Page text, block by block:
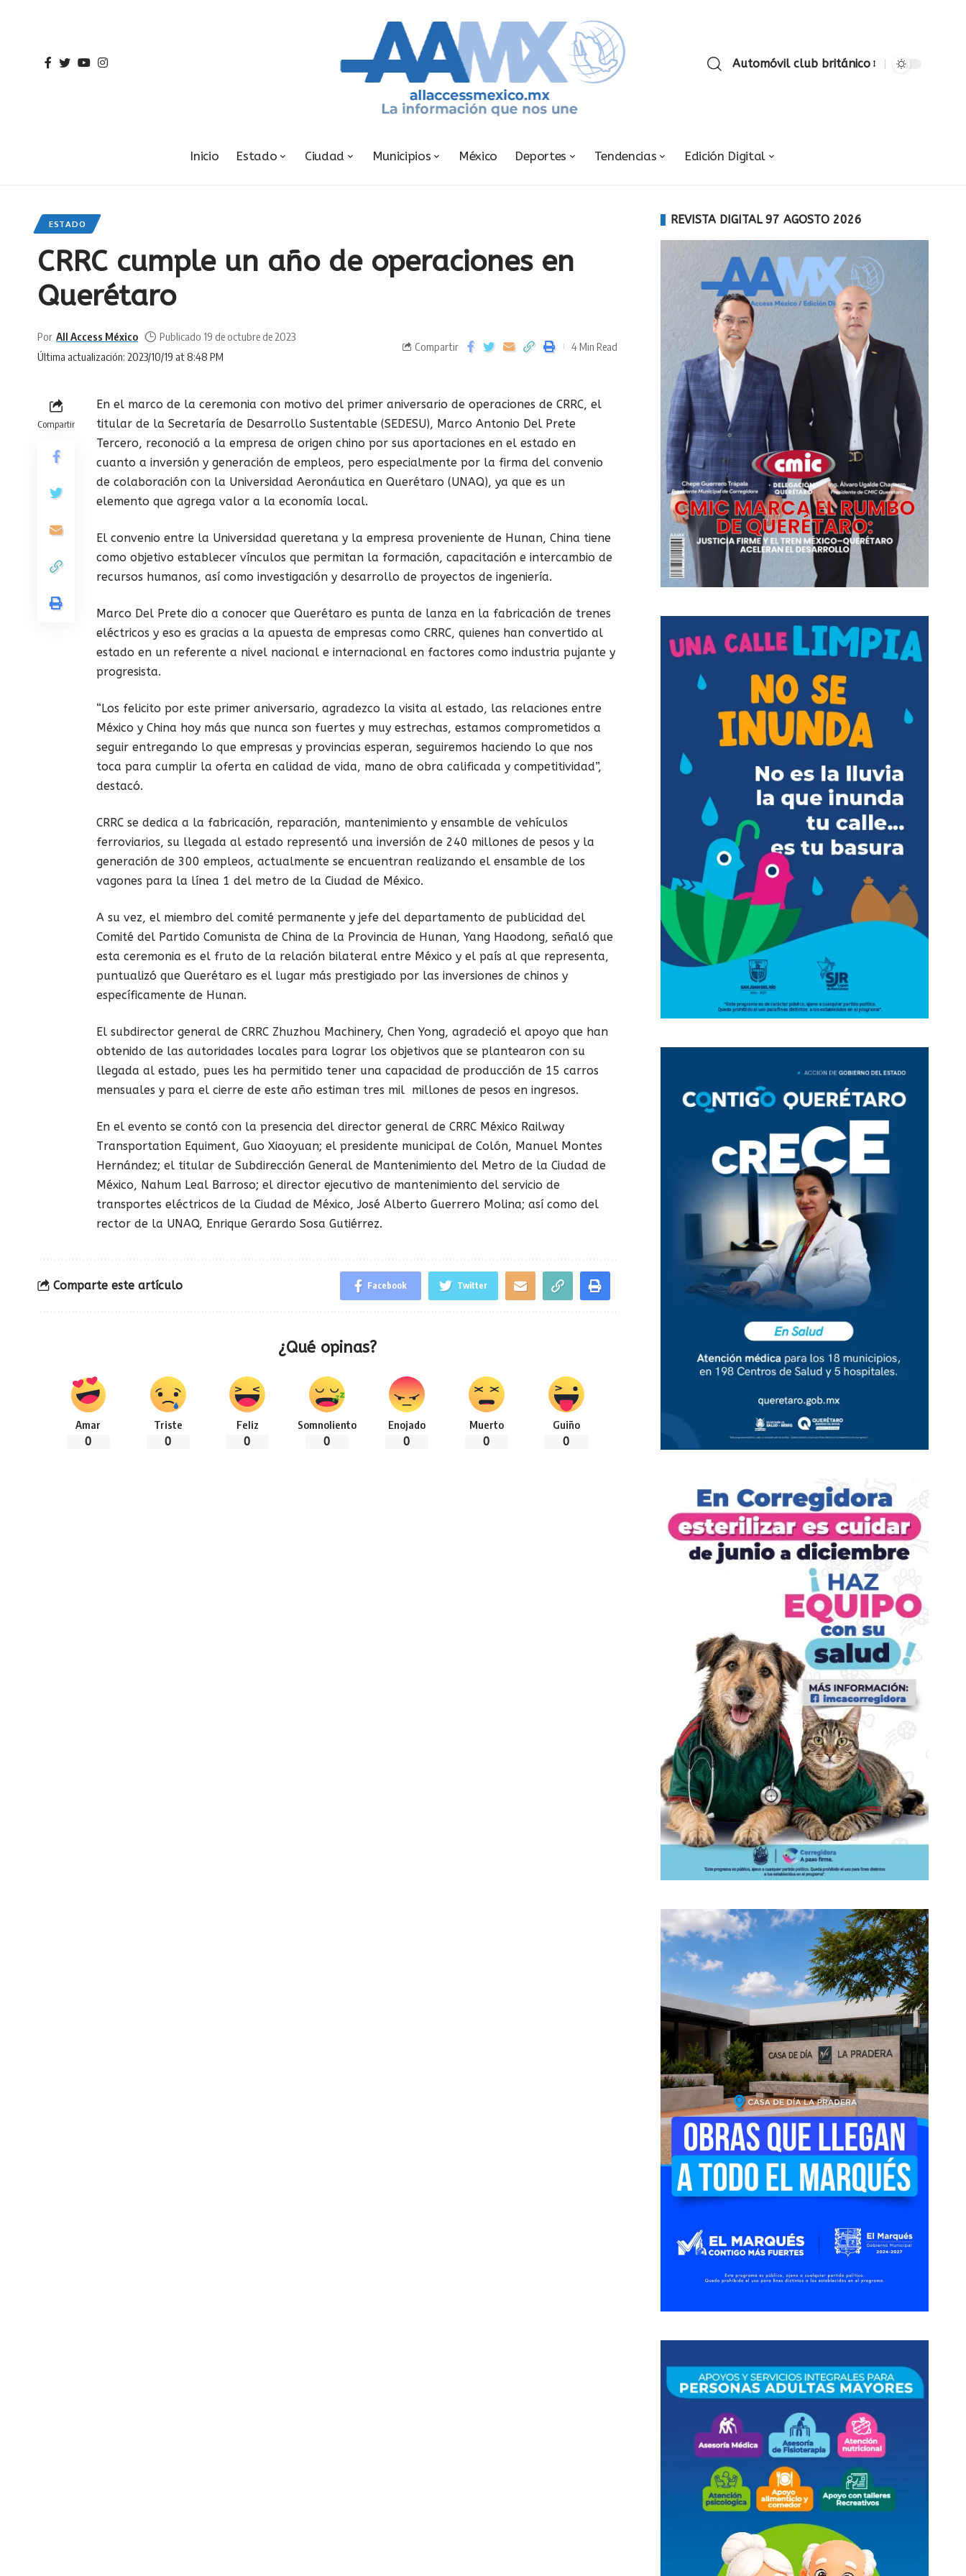
Automóvil club británico
Inicio Estado Ciudad Municipios México Deportes Tendencias Edición Digital
ESTADO
CRRC cumple un año de operaciones en
Querétaro
Última actualización: 2023/10/19 at 8:48 PM
Por All Access México Publicado 19 de octubre de 2023
Compartir 4 Min Read
Compartir
En el marco de la ceremonia con motivo del primer aniversario de operaciones de CRRC, el
titular de la Secretaría de Desarrollo Sustentable (SEDESU), Marco Antonio Del Prete
Tercero, reconoció a la empresa de origen chino por sus aportaciones en el estado en
cuanto a inversión y generación de empleos, pero especialmente por la firma del convenio
de colaboración con la Universidad Aeronáutica en Querétaro (UNAQ), ya que es un
elemento que agrega valor a la economía local.
El convenio entre la Universidad queretana y la empresa proveniente de Hunan, China tiene
como objetivo establecer vínculos que permitan la formación, capacitación e intercambio de
recursos humanos, así como investigación y desarrollo de proyectos de ingeniería.
Marco Del Prete dio a conocer que Querétaro es punta de lanza en la fabricación de trenes
eléctricos y eso es gracias a la apuesta de empresas como CRRC, quienes han convertido al
estado en un referente a nivel nacional e internacional en factores como industria pujante y
progresista.
“Los felicito por este primer aniversario, agradezco la visita al estado, las relaciones entre
México y China hoy más que nunca son fuertes y muy estrechas, estamos comprometidos a
seguir entregando lo que empresas y provincias esperan, seguiremos haciendo lo que nos
toca para cumplir la oferta en calidad de vida, mano de obra calificada y competitividad”,
destacó.
CRRC se dedica a la fabricación, reparación, mantenimiento y ensamble de vehículos
ferroviarios, su llegada al estado representó una inversión de 240 millones de pesos y la
generación de 300 empleos, actualmente se encuentran realizando el ensamble de los
vagones para la línea 1 del metro de la Ciudad de México.
A su vez, el miembro del comité permanente y jefe del departamento de publicidad del
Comité del Partido Comunista de China de la Provincia de Hunan, Yang Haodong, señaló que
esta ceremonia es el fruto de la relación bilateral entre México y el país al que representa,
puntualizó que Querétaro es el lugar más prestigiado por las inversiones de chinos y
específicamente de Hunan.
El subdirector general de CRRC Zhuzhou Machinery, Chen Yong, agradeció el apoyo que han
obtenido de las autoridades locales para lograr los objetivos que se plantearon con su
llegada al estado, pues les ha permitido tener una capacidad de producción de 15 carros
mensuales y para el cierre de este año estiman tres mil millones de pesos en ingresos.
En el evento se contó con la presencia del director general de CRRC México Railway
Transportation Equiment, Guo Xiaoyuan; el presidente municipal de Colón, Manuel Montes
Hernández; el titular de Subdirección General de Mantenimiento del Metro de la Ciudad de
México, Nahum Leal Barroso; el director ejecutivo de mantenimiento del servicio de
transportes eléctricos de la Ciudad de México, José Alberto Guerrero Molina; así como del
rector de la UNAQ, Enrique Gerardo Sosa Gutiérrez.
Comparte este artículo Facebook Twitter
¿Qué opinas?
Amar
0
Triste
0
Feliz
0
Somnoliento
0
Enojado
0
Muerto
0
Guiño
0
REVISTA DIGITAL 97 AGOSTO 2026